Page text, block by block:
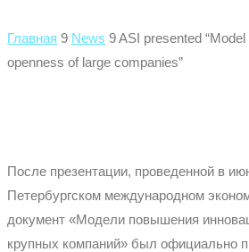
Главная 9 News 9ASI presented
openness of large companies”
После презентации, проведенной в
Петербургском международном
документ «Модели повышения
крупных компаний» был официально